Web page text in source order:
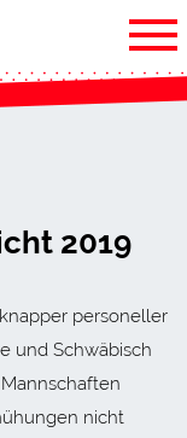
2019
personeller
und Schwäbisch
nicht